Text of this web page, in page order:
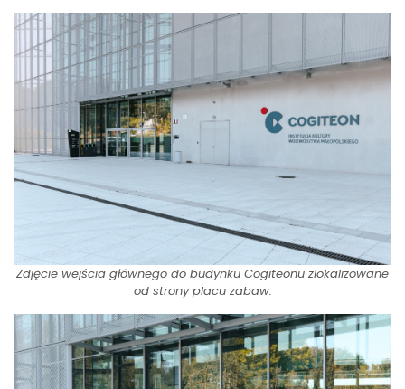
Zdjęcie wejścia głównego do budynku Cogiteonu zlokalizowane
od strony placu zabaw.